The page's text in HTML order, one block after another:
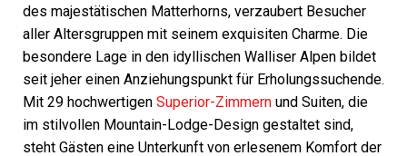
des majestätischen Matterhorns, verzaubert Besucher
aller Altersgruppen mit seinem exquisiten Charme. Die
besondere Lage in den idyllischen Walliser Alpen bildet
seit jeher einen Anziehungspunkt für Erholungssuchende.
Mit 29 hochwertigen Superior-Zimmern und Suiten, die
im stilvollen Mountain-Lodge-Design gestaltet sind,
steht Gästen eine Unterkunft von erlesenem Komfort der